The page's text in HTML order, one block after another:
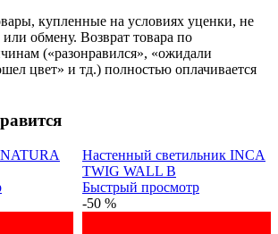
купленные на условиях уценки, не
обмену. Возврат товара по
(«разонравился», «ожидали
цвет» и тд.) полностью оплачивается
Настенный светильник INCA
TWIG WALL B
Быстрый просмотр
-50 %